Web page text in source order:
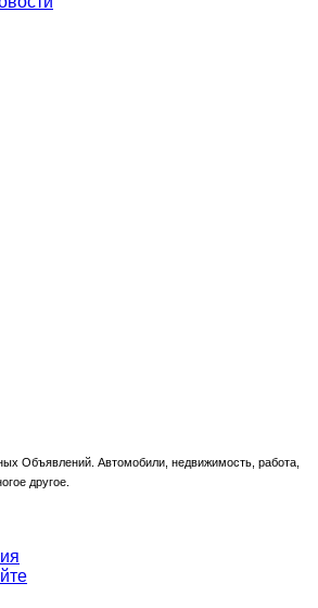
Объявлений. Автомобили, недвижимость, работа,
другое.